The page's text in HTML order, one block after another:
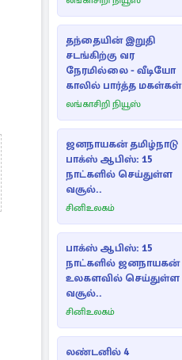
தந்தையின் இறுதி
சடங்கிற்கு வர
நேரமில்லை - வீடியோ
காலில் பார்த்த மகள்கள்
லங்காசிறி நியூஸ்
ஜனநாயகன் தமிழ்நாடு
பாக்ஸ் ஆபிஸ்: 15
நாட்களில் செய்துள்ள
வசூல்..
சினிஉலகம்
பாக்ஸ் ஆபிஸ்: 15
நாட்களில் ஜனநாயகன்
உலகளவில் செய்துள்ள
வசூல்..
சினிஉலகம்
லண்டனில் 4